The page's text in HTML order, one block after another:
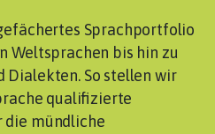
Sprachportfolio
Weltsprachen bis hin zu
Dialekten. So stellen wir
qualifizierte
die mündliche